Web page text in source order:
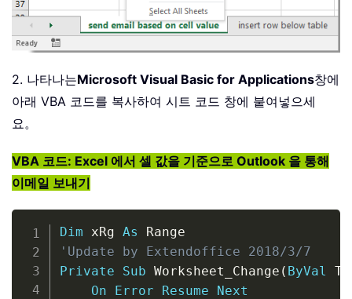
2. 나타나는Microsoft Visual Basic for Applications창에
아래 VBA 코드를 복사하여 시트 코드 창에 붙여넣으세
요。
VBA 코드: Excel 에서 셀 값을 기준으로 Outlook 을 통해
이메일 보내기
Dim xRg As
'Update by Extendoffice 2018/3/7
Private
Sub Worksheet_Change ( ByVal
On
Error Resume
Next